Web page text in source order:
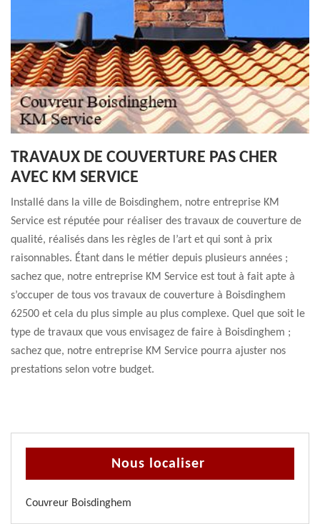
TRAVAUX DE COUVERTURE PAS CHER
AVEC KM SERVICE
Installé dans la ville de Boisdinghem, notre entreprise KM
Service est réputée pour réaliser des travaux de couverture de
qualité, réalisés dans les règles de l’art et qui sont à prix
raisonnables. Étant dans le métier depuis plusieurs années ;
sachez que, notre entreprise KM Service est tout à fait apte à
s’occuper de tous vos travaux de couverture à Boisdinghem
62500 et cela du plus simple au plus complexe. Quel que soit le
type de travaux que vous envisagez de faire à Boisdinghem ;
sachez que, notre entreprise KM Service pourra ajuster nos
prestations selon votre budget.
Nous localiser
Couvreur Boisdinghem